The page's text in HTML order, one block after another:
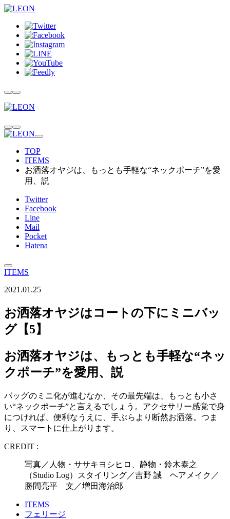
TOP
ITEMS
お洒落オヤジは、もっとも手軽な“ネックポーチ”を愛
用、説
Twitter
Facebook
Line
Mail
Pocket
Hatena
ITEMS
2021.01.25
お洒落オヤジはコートの下にミニバッ
グ【5】
お洒落オヤジは、もっとも手軽な“ネッ
クポーチ”を愛用、説
バッグのミニ化が進むなか、その最先端は、もっとも小さ
い“ネックポーチ”と言えるでしょう。アクセサリー感覚で身
につければ、便利なうえに、手ぶらより断然お洒落。つま
り、スマートに仕上がります。
CREDIT :
写真／人物・ササキヨシヒロ、静物・鈴木泰之
（Studio Log）スタイリング／吉野 誠 ヘアメイク／
勝間亮平 文／増田海治郎
ITEMS
フェリージ